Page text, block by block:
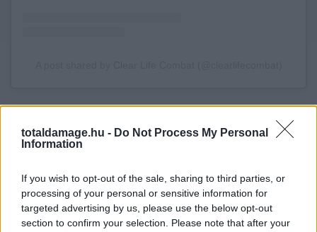
totaldamage.hu - Do Not Process My Personal
Information
If you wish to opt-out of the sale, sharing to third parties, or
processing of your personal or sensitive information for
targeted advertising by us, please use the below opt-out
section to confirm your selection. Please note that after your
Mir ekkor villámgyorsan eszközölt egy kimurát, és egy
hátrafeszítése kényszerítette Calderont feladásra,
a meccs a 1. menet 3:58-ánál ért véget.